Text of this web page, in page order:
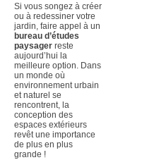
Si vous songez à créer
ou à redessiner votre
jardin, faire appel à un
bureau d’études
paysager reste
aujourd’hui la
meilleure option. Dans
un monde où
environnement urbain
et naturel se
rencontrent, la
conception des
espaces extérieurs
revêt une importance
de plus en plus
grande !